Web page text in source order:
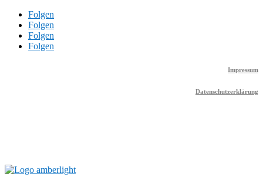
Folgen
Folgen
Folgen
Folgen
Impressum
Datenschutzerklärung